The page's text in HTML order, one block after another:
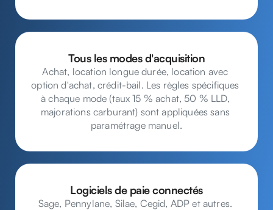
Tous les modes d'acquisition
Achat, location longue durée, location avec
option d'achat, crédit-bail. Les règles spécifiques
à chaque mode (taux 15 % achat, 50 % LLD,
majorations carburant) sont appliquées sans
paramétrage manuel.
Logiciels de paie connectés
Sage, Pennylane, Silae, Cegid, ADP et autres.